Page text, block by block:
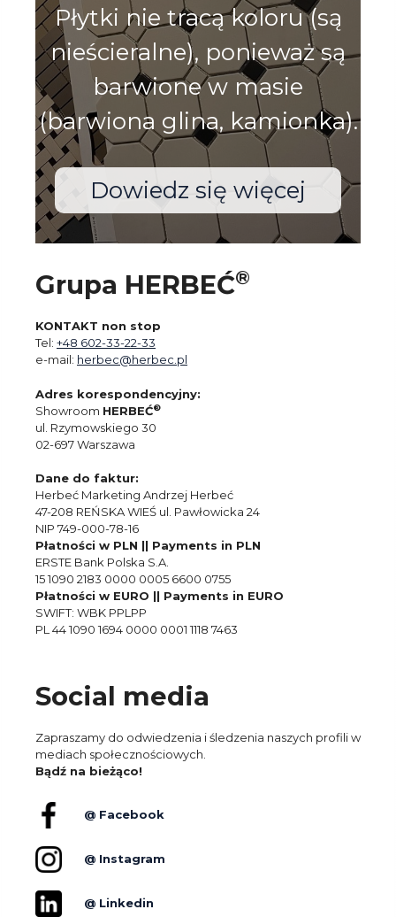
Płytki nie tracą koloru (są
nieścieralne), ponieważ są
barwione w masie
(barwiona glina, kamionka).
Dowiedz się więcej
Grupa HERBEĆ®
KONTAKT non stop
Tel: +48 602-33-22-33
e-mail: herbec@herbec.pl
Adres korespondencyjny:
Showroom HERBEĆ®
ul. Rzymowskiego 30
02-697 Warszawa
Dane do faktur:
Herbeć Marketing Andrzej Herbeć
47-208 REŃSKA WIEŚ ul. Pawłowicka 24
NIP 749-000-78-16
Płatności w PLN || Payments in PLN
ERSTE Bank Polska S.A.
15 1090 2183 0000 0005 6600 0755
Płatności w EURO || Payments in EURO
SWIFT: WBK PPLPP
PL 44 1090 1694 0000 0001 1118 7463
Social media
Zapraszamy do odwiedzenia i śledzenia naszych profili w
mediach społecznościowych.
Bądź na bieżąco!
@ Facebook
@ Instagram
@ Linkedin